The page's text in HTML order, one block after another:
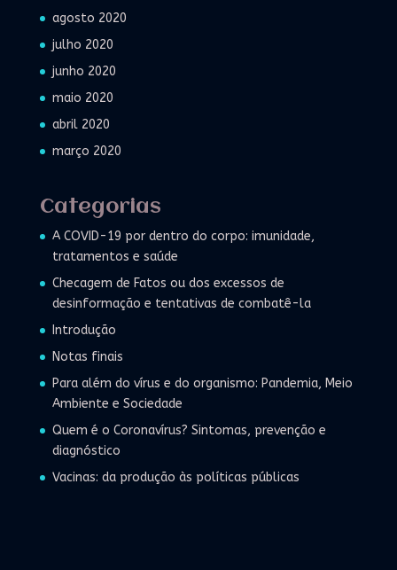
agosto 2020
julho 2020
junho 2020
maio 2020
abril 2020
março 2020
Categorias
A COVID-19 por dentro do corpo: imunidade,
tratamentos e saúde
Checagem de Fatos ou dos excessos de
desinformação e tentativas de combatê-la
Introdução
Notas finais
Para além do vírus e do organismo: Pandemia, Meio
Ambiente e Sociedade
Quem é o Coronavírus? Sintomas, prevenção e
diagnóstico
Vacinas: da produção às políticas públicas